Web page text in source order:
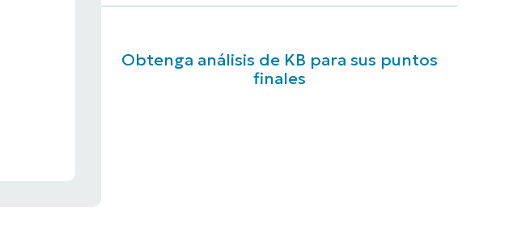
Obtenga análisis de KB para sus puntos
finales